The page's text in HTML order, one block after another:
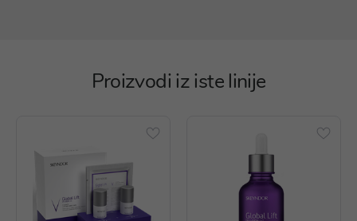
Proizvodi iz iste linije